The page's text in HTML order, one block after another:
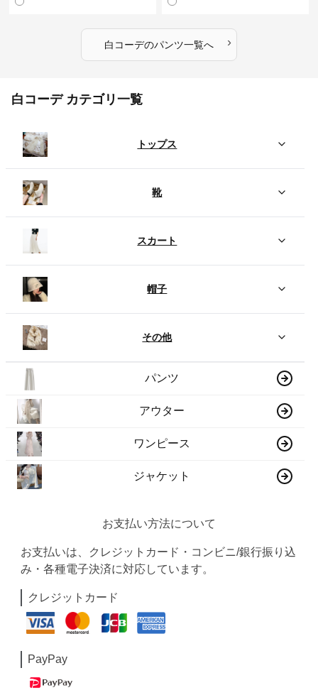
白コーデのパンツ一覧へ ›
白コーデ カテゴリ一覧
トップス
靴
スカート
帽子
その他
パンツ
アウター
ワンピース
ジャケット
お支払い方法について
お支払いは、クレジットカード・コンビニ/銀行振り込
み・各種電子決済に対応しています。
クレジットカード
PayPay